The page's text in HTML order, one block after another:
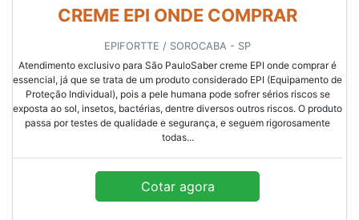
CREME EPI ONDE COMPRAR
EPIFORTTE / SOROCABA - SP
Atendimento exclusivo para São PauloSaber creme EPI onde comprar é
essencial, já que se trata de um produto considerado EPI (Equipamento de
Proteção Individual), pois a pele humana pode sofrer sérios riscos se
exposta ao sol, insetos, bactérias, dentre diversos outros riscos. O produto
passa por testes de qualidade e segurança, e seguem rigorosamente
todas...
Cotar agora